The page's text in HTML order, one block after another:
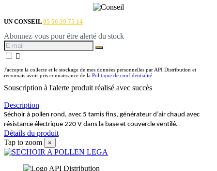
UN CONSEIL 05 56 39 75 14
Abonnez-vous pour être alerté du stock

J'accepte la collecte et le stockage de mes données personnelles par API Distribution et
reconnais avoir pris connaissance de la Politique de confidentialité.
Souscription à l'alerte produit réalisé avec succès
Description
Séchoir à pollen rond, avec 5 tamis fins, générateur d’air chaud avec
résistance électrique 220 V dans la base et couvercle ventilé.
Détails du produit
Tap to zoom
×